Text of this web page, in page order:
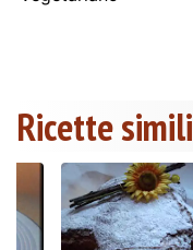
Ricette simili